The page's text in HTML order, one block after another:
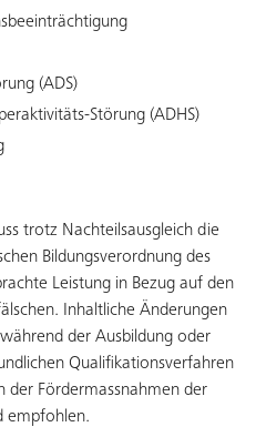
(ADS)
Störung (ADHS)
trotz Nachteilsausgleich die
Bildungsverordnung des
Leistung in Bezug auf den
Inhaltliche Änderungen
der Ausbildung oder
Qualifikationsverfahren
der Fördermassnahmen der
empfohlen.